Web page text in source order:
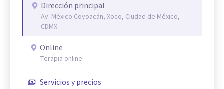
Dirección principal
Av. México Coyoacán, Xoco, Ciudad de México,
CDMX
Online
Terapia online
Servicios y precios